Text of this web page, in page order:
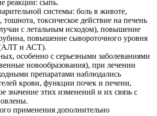
реакции: сыпь.
системы: боль в животе,
тошнота, токсическое действие на печень
с летальным исходом), повышение
повышение сывороточного уровня
(АЛТ и АСТ).
особенно с серьезными заболеваниями
новообразования), при лечении
препаратами наблюдались
крови, функции почек и печени,
значение этих изменений и их связь с
применения дополнительно